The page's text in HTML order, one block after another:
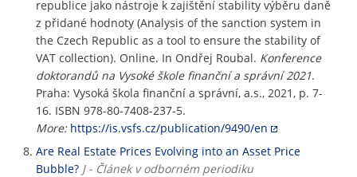
republice jako nástroje k zajištění stability výběru daně
z přidané hodnoty (Analysis of the sanction system in
the Czech Republic as a tool to ensure the stability of
VAT collection). Online. In Ondřej Roubal. Konference
doktorandů na Vysoké škole finanční a správní 2021.
Praha: Vysoká škola finanční a správní, a.s., 2021, p. 7-
16. ISBN 978-80-7408-237-5.
More: https://is.vsfs.cz/publication/9490/en
Are Real Estate Prices Evolving into an Asset Price
Bubble? J - Článek v odborném periodiku